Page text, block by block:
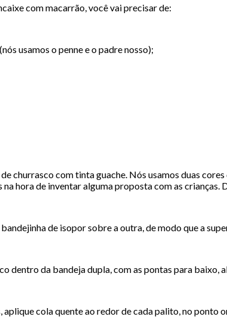
com macarrão, você vai precisar de:
usamos o penne e o padre nosso);
churrasco com tinta guache. Nós usamos duas
hora de inventar alguma proposta com as crianças.
de isopor sobre a outra, de modo que a
dentro da bandeja dupla, com as pontas para baixo,
cola quente ao redor de cada palito, no ponto